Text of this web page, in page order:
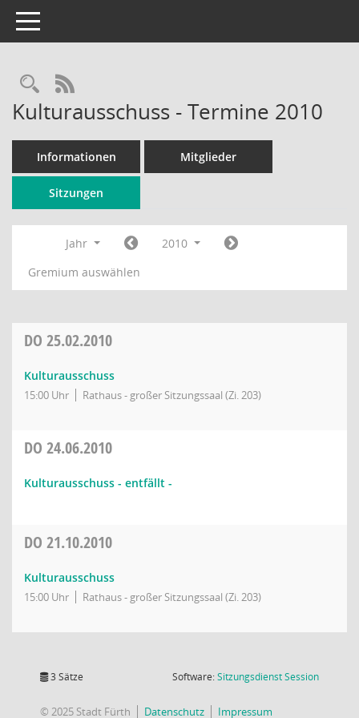
Toggle navigation
Rechercheauswahl
RSS-Feed
Kulturausschuss - Termine 2010
Informationen Mitglieder
Sitzungen
Jahr
2010
Gremium auswählen
DO 25.02.2010
Kulturausschuss
15:00 Uhr Rathaus - großer Sitzungssaal (Zi. 203)
DO 24.06.2010
Kulturausschuss - entfällt -
DO 21.10.2010
Kulturausschuss
15:00 Uhr Rathaus - großer Sitzungssaal (Zi. 203)
3 Sätze Software:SitzungsdienstSession(Wird in
© 2025 Stadt Fürth Datenschutz
Impressum